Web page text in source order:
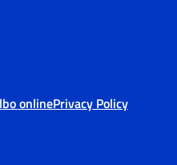
onlinePrivacy Policy